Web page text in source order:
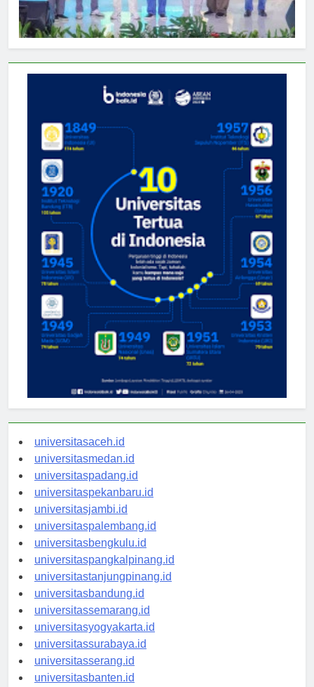
universitasaceh.id
universitasmedan.id
universitaspadang.id
universitaspekanbaru.id
universitasjambi.id
universitaspalembang.id
universitasbengkulu.id
universitaspangkalpinang.id
universitastanjungpinang.id
universitasbandung.id
universitassemarang.id
universitasyogyakarta.id
universitassurabaya.id
universitasserang.id